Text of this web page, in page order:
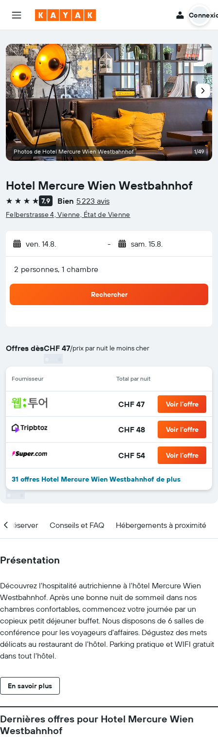
Hotel Mercure Wien Westbahnhof
4 étoiles 7,9 Bien 5 223 avis
Felberstrasse 4, Vienne, État de Vienne
ven. 14.8. - sam. 15.8.
2 personnes, 1 chambre
Rechercher
Offres dèsCHF 47/prix par nuit le moins cher
Fournisseur Total par nuit
CHF 47 Voir l’offre
CHF 48 Voir l’offre
CHF 54 Voir l’offre
31 offres Hotel Mercure Wien Westbahnhof de plus
Photos de Hotel Mercure Wien Westbahnhof 1/49
réserver Conseils et FAQ Hébergements à proximité
Présentation
Découvrez l'hospitalité autrichienne à l'hôtel Mercure Wien
Westbahnhof. Après une bonne nuit de sommeil dans nos
chambres confortables, commencez votre journée par un
copieux petit déjeuner buffet. Nous disposons de 6 salles de
conférence pour les voyageurs d'affaires. Dégustez des mets
délicats au restaurant de l'hôtel. Parking pratique et WIFI gratuit
dans tout l'hôtel.
En savoir plus
Dernières offres pour Hotel Mercure Wien
Westbahnhof